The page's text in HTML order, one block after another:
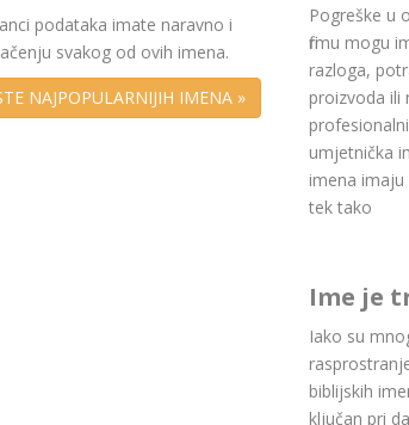
podataka imate naravno i
svakog od ovih imena.
NAJPOPULARNIJIH IMENA »
Pogreške u
firmu mogu
razloga,
proizvoda ili
umjetnička
imena imaju
tek tako
Ime je
Iako su
biblijskih
ključan pri